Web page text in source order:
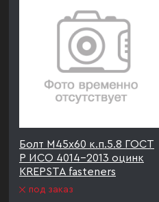
Болт М45х60 к.п.5.8 ГОСТ
Р ИСО 4014-2013 оцинк
KREPSTA fasteners
под заказ